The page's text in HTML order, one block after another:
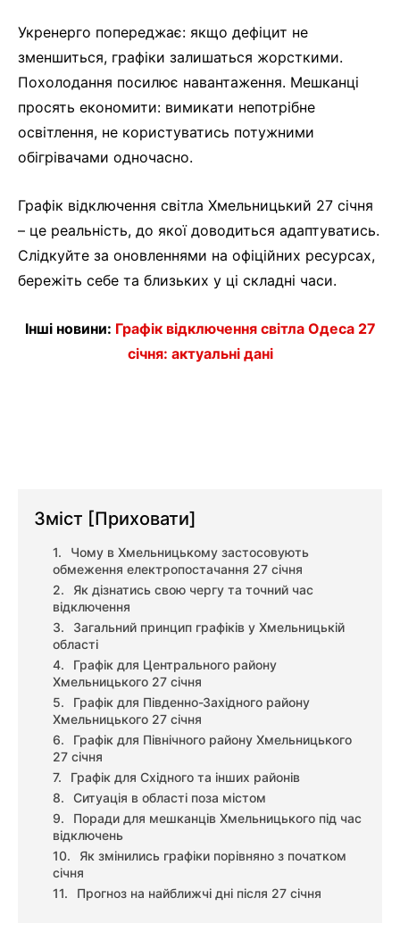
Укренерго попереджає: якщо дефіцит не
зменшиться, графіки залишаться жорсткими.
Похолодання посилює навантаження. Мешканці
просять економити: вимикати непотрібне
освітлення, не користуватись потужними
обігрівачами одночасно.
Графік відключення світла Хмельницький 27 січня
– це реальність, до якої доводиться адаптуватись.
Слідкуйте за оновленнями на офіційних ресурсах,
бережіть себе та близьких у ці складні часи.
Інші новини: Графік відключення світла Одеса 27
січня: актуальні дані
Зміст [Приховати]
Чому в Хмельницькому застосовують
обмеження електропостачання 27 січня
Як дізнатись свою чергу та точний час
відключення
Загальний принцип графіків у Хмельницькій
області
Графік для Центрального району
Хмельницького 27 січня
Графік для Південно-Західного району
Хмельницького 27 січня
Графік для Північного району Хмельницького
27 січня
Графік для Східного та інших районів
Ситуація в області поза містом
Поради для мешканців Хмельницького під час
відключень
Як змінились графіки порівняно з початком
січня
Прогноз на найближчі дні після 27 січня